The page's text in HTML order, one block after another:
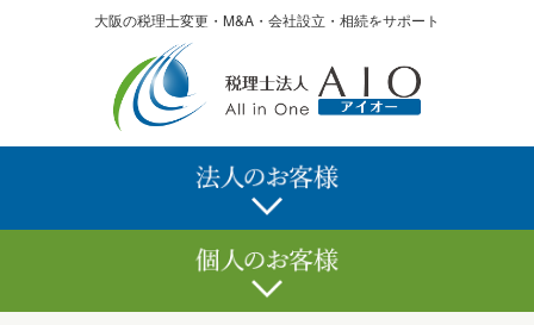
大阪の税理士変更・M&A・会社設立・相続をサポート
記帳代行サービス
決算申告サービス
経理でお困りなら
顧問サービス
税務調査
確定申告サービス
相続サービス
記帳代行サービス
会社設立
融資